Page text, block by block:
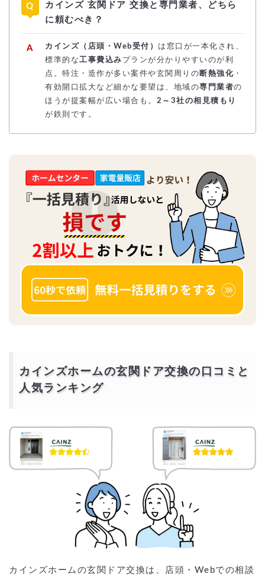
カインズ 玄関ドア 交換と専門業者、どちら
に頼むべき？
カインズ（店頭・Web受付） は窓口が一本化され、
標準的な工事費込み プランが分かりやすいのが利
点。特注・造作が多い案件や玄関周りの 断熱強化 ・
有効開口拡大など細かな要望は、地域の専門業者の
ほうが提案幅が広い場合も。 2～3社の相見積もり
が鉄則です。
カインズホームの玄関ドア交換の口コミと
人気ランキング
カインズホームの玄関ドア交換は、店頭・Webでの相談